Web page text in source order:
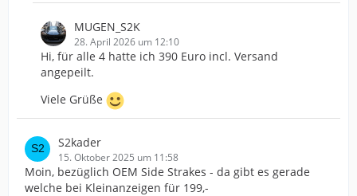
MUGEN_S2K
28. April 2026 um 12:10
Hi, für alle 4 hatte ich 390 Euro incl. Versand
angepeilt.
Viele Grüße
S2kader
15. Oktober 2025 um 11:58
Moin, bezüglich OEM Side Strakes - da gibt es gerade
welche bei Kleinanzeigen für 199,-